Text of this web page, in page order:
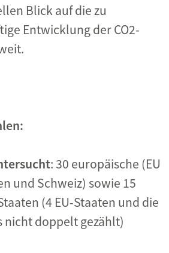
Blick auf die zu
Entwicklung der CO2-
: 30 europäische (EU
und Schweiz) sowie 15
(4 EU-Staaten und die
nicht doppelt gezählt)